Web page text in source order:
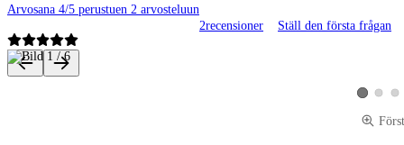
Arvosana 4/5 perustuen 2 arvosteluun
2recensioner Ställ den första frågan
Produktbilder och videor
VisaVisa